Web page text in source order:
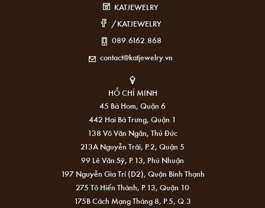
KATJEWELRY
/KATJEWELRY
089.6162.868
contact@katjewelry.vn
HỒ CHÍ MINH
45 Bà Hom, Quận 6
442 Hai Bà Trưng, Quận 1
138 Võ Văn Ngân, Thủ Đức
213A Nguyễn Trãi, P.2, Quận 5
99 Lê Văn Sỹ, P.13, Phú Nhuận
197 Nguyễn Gia Trí (D2), Quận Bình Thạnh
275 Tô Hiến Thành, P.13, Quận 10
175B Cách Mạng Tháng 8, P.5, Q.3